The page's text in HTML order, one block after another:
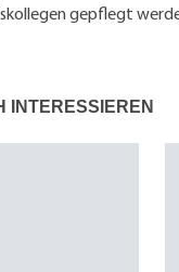
gepflegt
INTERESSIEREN